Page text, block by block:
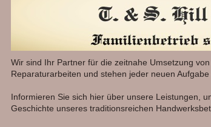
Wir sind Ihr Partner für die zeitnahe Umsetzung
Reparaturarbeiten und stehen jeder neuen Aufgabe
Informieren Sie sich hier über unsere Leistungen,
Geschichte unseres traditionsreichen